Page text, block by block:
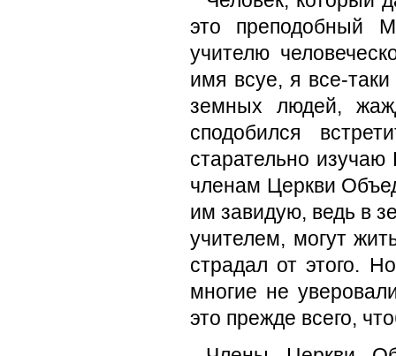
это преподобный
учителю
имя всуе, я все-
земных людей,
сподобился
старательно
членам Церкви
им завидую, ведь в
учителем, могут
страдал от этого.
многие не
это прежде всего,